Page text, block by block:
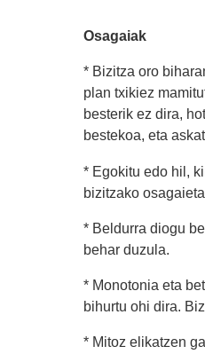
Osagaiak
* Bizitza oro
plan txikiez
besterik ez dira,
bestekoa, eta
* Egokitu edo hil,
bizitzako
* Beldurra diogu
behar duzula.
* Monotonia eta
bihurtu ohi dira.
* Mitoz elikatzen